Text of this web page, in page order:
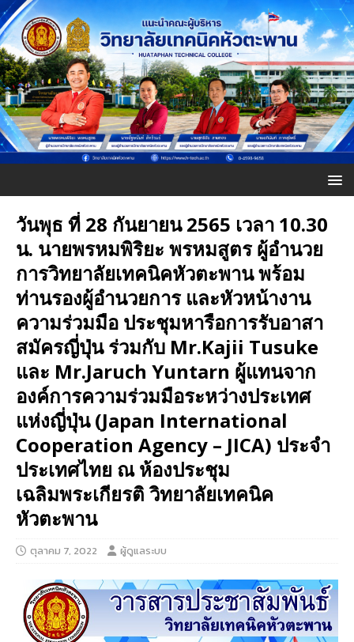
วันพุธ ที่ 28 กันยายน 2565 เวลา 10.30
น. นายพรหมพิริยะ พรหมสูตร ผู้อำนวย
การวิทยาลัยเทคนิคหัวตะพาน พร้อม
ท่านรองผู้อำนวยการ และหัวหน้างาน
ความร่วมมือ ประชุมหารือการรับอาสา
สมัครญี่ปุ่น ร่วมกับ Mr.Kajii Tusuke
และ Mr.Jaruch Yuntarn ผู้แทนจาก
องค์การความร่วมมือระหว่างประเทศ
แห่งญี่ปุ่น (Japan International
Cooperation Agency – JICA) ประจำ
ประเทศไทย ณ ห้องประชุม
เฉลิมพระเกียรติ วิทยาลัยเทคนิค
หัวตะพาน
ตุลาคม 7, 2022 ผู้ดูแลระบบ